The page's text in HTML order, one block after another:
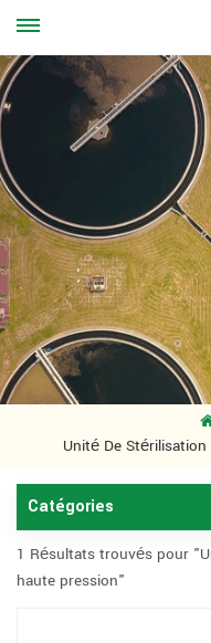
Unité De
Catégories
1 Résultats trouvés pour
haute pression"